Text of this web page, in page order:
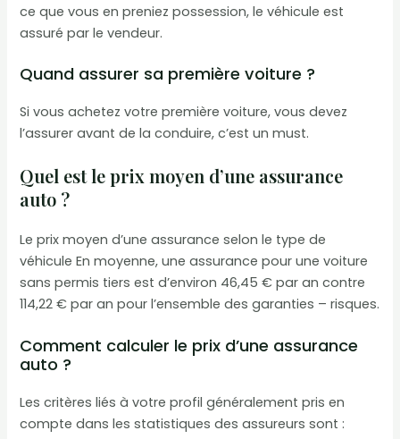
ce que vous en preniez possession, le véhicule est
assuré par le vendeur.
Quand assurer sa première voiture ?
Si vous achetez votre première voiture, vous devez
l’assurer avant de la conduire, c’est un must.
Quel est le prix moyen d’une assurance
auto ?
Le prix moyen d’une assurance selon le type de
véhicule En moyenne, une assurance pour une voiture
sans permis tiers est d’environ 46,45 € par an contre
114,22 € par an pour l’ensemble des garanties – risques.
Comment calculer le prix d’une assurance
auto ?
Les critères liés à votre profil généralement pris en
compte dans les statistiques des assureurs sont :